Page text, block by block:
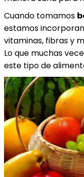
Cuando tomamos
estamos
vitaminas, fibras y
Lo que muchas
este tipo de